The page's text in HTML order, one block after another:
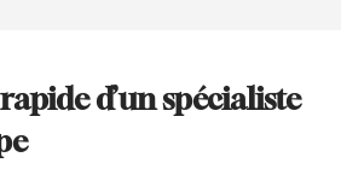
d’un spécialiste